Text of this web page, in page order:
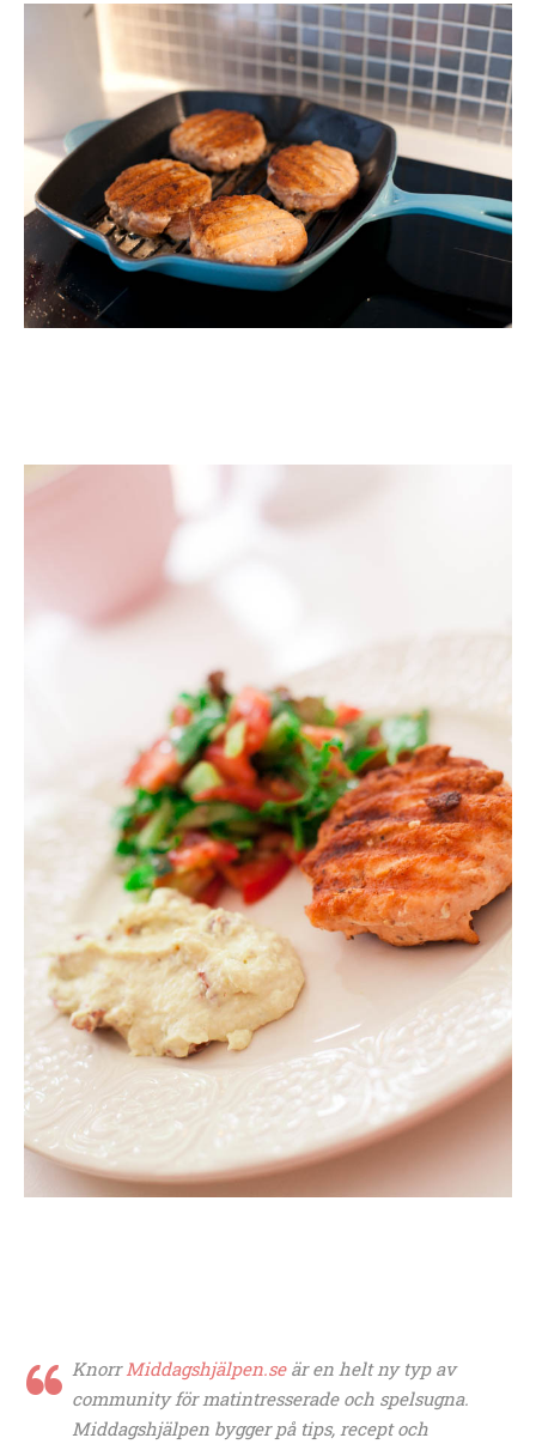
KnorrMiddagshjälpen.seär en helt ny typ av
community för matintresserade och spelsugna.
Middagshjälpen bygger på tips, recept och